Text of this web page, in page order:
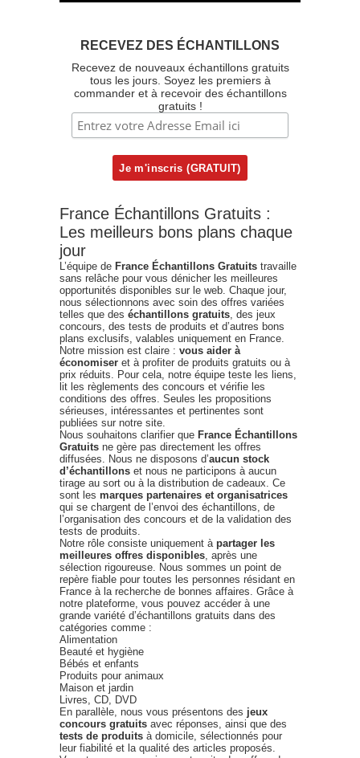
RECEVEZ DES ÉCHANTILLONS
Recevez de nouveaux échantillons gratuits
tous les jours. Soyez les premiers à
commander et à recevoir des échantillons
gratuits !
France Échantillons Gratuits :
Les meilleurs bons plans chaque
jour
L’équipe de France Échantillons Gratuits travaille
sans relâche pour vous dénicher les meilleures
opportunités disponibles sur le web. Chaque jour,
nous sélectionnons avec soin des offres variées
telles que des échantillons gratuits, des jeux
concours, des tests de produits et d’autres bons
plans exclusifs, valables uniquement en France.
Notre mission est claire : vous aider à
économiser et à profiter de produits gratuits ou à
prix réduits. Pour cela, notre équipe teste les liens,
lit les règlements des concours et vérifie les
conditions des offres. Seules les propositions
sérieuses, intéressantes et pertinentes sont
publiées sur notre site.
Nous souhaitons clarifier que France Échantillons
Gratuits ne gère pas directement les offres
diffusées. Nous ne disposons d’aucun stock
d’échantillons et nous ne participons à aucun
tirage au sort ou à la distribution de cadeaux. Ce
sont les marques partenaires et organisatrices
qui se chargent de l’envoi des échantillons, de
l’organisation des concours et de la validation des
tests de produits.
Notre rôle consiste uniquement à partager les
meilleures offres disponibles, après une
sélection rigoureuse. Nous sommes un point de
repère fiable pour toutes les personnes résidant en
France à la recherche de bonnes affaires. Grâce à
notre plateforme, vous pouvez accéder à une
grande variété d’échantillons gratuits dans des
catégories comme :
Alimentation
Beauté et hygiène
Bébés et enfants
Produits pour animaux
Maison et jardin
Livres, CD, DVD
En parallèle, nous vous présentons des jeux
concours gratuits avec réponses, ainsi que des
tests de produits à domicile, sélectionnés pour
leur fiabilité et la qualité des articles proposés.